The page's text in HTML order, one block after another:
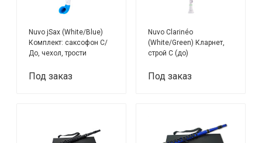
Nuvo jSax (White/Blue)
Комплект: саксофон C/
До, чехол, трости
Под заказ
Nuvo Clarinéo
(White/Green) Кларнет,
строй С (до)
Под заказ